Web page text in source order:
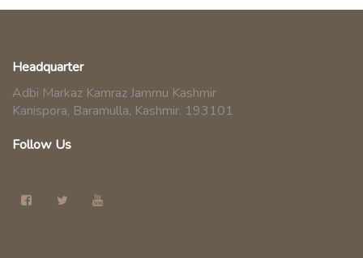
Headquarter
Adbi Markaz Kamraz Jammu Kashmir
Kanispora, Baramulla, Kashmir. 193101
Follow Us